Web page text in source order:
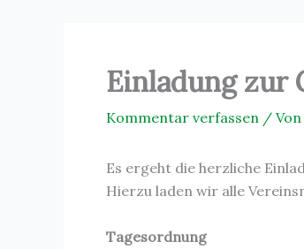
Einladung zur
Kommentar verfassen / Von
Es ergeht die herzliche
Hierzu laden wir alle
Tagesordnung